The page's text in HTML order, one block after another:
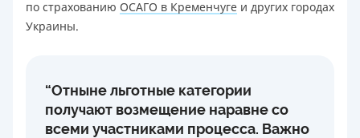
по страхованию ОСАГО в Кременчуге и других городах
Украины.
“Отныне льготные категории
получают возмещение наравне со
всеми участниками процесса. Важно